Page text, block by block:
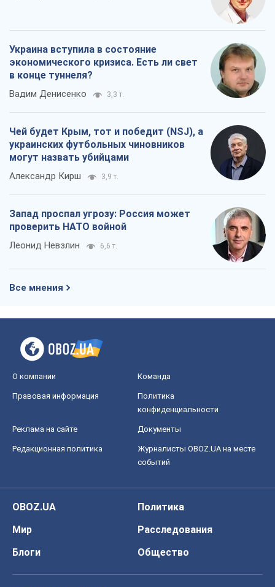
Украина вступила в состояние
экономического кризиса. Есть ли свет
в конце туннеля?
Вадим Денисенко 3,3 т.
Чей будет Крым, тот и победит (NSJ), а
украинских футбольных чиновников
могут назвать убийцами
Александр Кирш 3,9 т.
Запад проспал угрозу: Россия может
проверить НАТО войной
Леонид Невзлин 6,6 т.
Все мнения
О компании Команда
Правовая информация
Политика
конфиденциальности
Реклама на сайте Документы
Редакционная политика
Журналисты OBOZ.UA на месте
событий
OBOZ.UA
Политика
Мир
Расследования
Блоги
Общество